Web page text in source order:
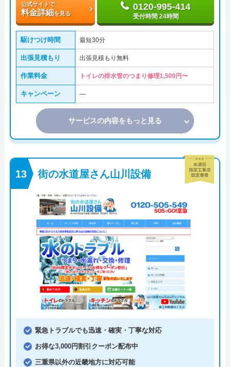
公式サイトで
料金詳細を見る
0120-995-414
受付時間 24時間
駆けつけ時間 最短30分
出張見積もり 出張見積もり無料
作業料金 トイレの排水管のつまり修理1,500円〜
キャンペーン ―
サービスの内容をもっと見る
街の水道屋さん山川設備
緊急トラブルでも迅速・確実・丁寧な対応
お得な3,000円割引クーポン配布中
三重県以外の近畿地方に対応可能